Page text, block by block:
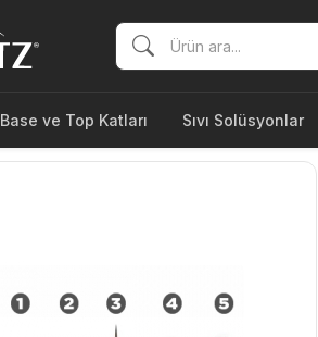
Base ve Top Katları Sıvı Solüsyonlar